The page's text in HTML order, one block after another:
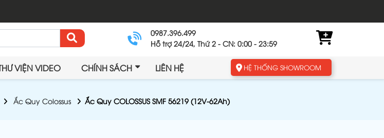
0987.396.499
Hỗ trợ 24/24, Thứ 2 - CN: 0:00 - 23:59
VIỆN VIDEO CHÍNH SÁCH LIÊN HỆ HỆ THỐNG SHOWROOM
Ắc Quy Colossus Ắc Quy COLOSSUS SMF 56219 (12V-62Ah)